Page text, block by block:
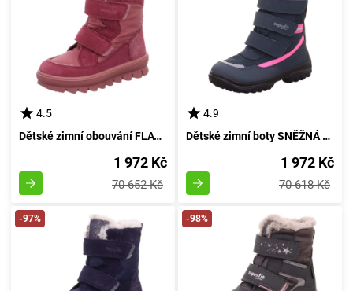
4.5
Dětské zimní obouvání FLAVIA GTX od značky Superfit, model 1-000218-5500, odstín růžové barvy, velikost 35
1 972 Kč
70 652 Kč
4.9
Dětské zimní boty SNĚŽNÁ KOČKA GTX, Superfit, 1-000023-8010, růžová - velikost 35
1 972 Kč
70 618 Kč
-97% -98%